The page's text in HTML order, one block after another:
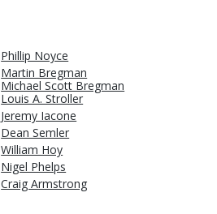
Phillip Noyce
Martin Bregman
Michael Scott Bregman
Louis A. Stroller
Jeremy Iacone
Dean Semler
William Hoy
Nigel Phelps
Craig Armstrong